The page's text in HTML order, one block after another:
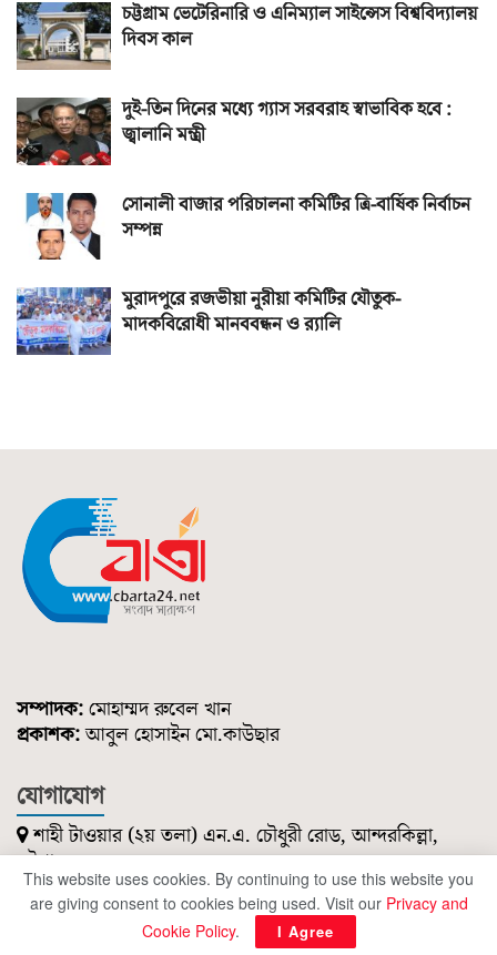
চট্টগ্রাম ভেটেরিনারি ও এনিম্যাল সাইন্সেস বিশ্ববিদ্যালয়
দিবস কাল
দুই-তিন দিনের মধ্যে গ্যাস সরবরাহ স্বাভাবিক হবে :
জ্বালানি মন্ত্রী
সোনালী বাজার পরিচালনা কমিটির ত্রি-বার্ষিক নির্বাচন
সম্পন্ন
মুরাদপুরে রজভীয়া নূরীয়া কমিটির যৌতুক-
মাদকবিরোধী মানববন্ধন ও র‌্যালি
সম্পাদক: মোহাম্মদ রুবেল খান
প্রকাশক:আবুল হোসাইন মো.কাউছার
যোগাযোগ
শাহী টাওয়ার (২য় তলা) এন.এ. চৌধুরী রোড, আন্দরকিল্লা,
চট্টগ্রাম।
০১৮৫১ ২১৪ ৭৪৭
cbartanews@gmail.com
This website uses cookies. By continuing to use this website you
are giving consent to cookies being used. Visit our Privacy and
Cookie Policy. I Agree